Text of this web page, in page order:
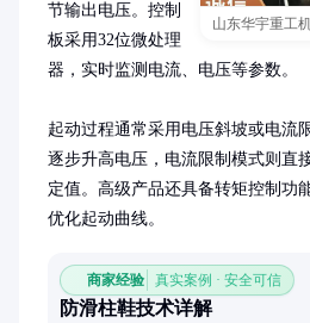
山东华宇重工
节输出电压。控制
板采用32位微处理
器，实时监测电流、电压等参数。
起动过程通常采用电压斜坡或电流
逐步升高电压，电流限制模式则直
定值。高级产品还具备转矩控制功
优化起动曲线。
商家经验 真实案例 · 安全可信
防滑柱鞋技术详解